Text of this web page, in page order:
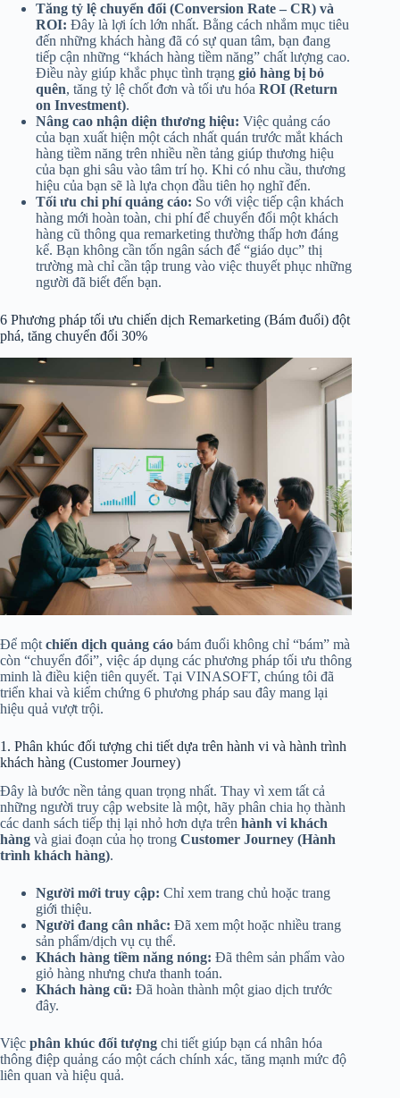
Tăng tỷ lệ chuyển đổi (Conversion Rate – CR) và
ROI: Đây là lợi ích lớn nhất. Bằng cách nhắm mục tiêu
đến những khách hàng đã có sự quan tâm, bạn đang
tiếp cận những “khách hàng tiềm năng” chất lượng cao.
Điều này giúp khắc phục tình trạng giỏ hàng bị bỏ
quên, tăng tỷ lệ chốt đơn và tối ưu hóa ROI (Return
on Investment).
Nâng cao nhận diện thương hiệu: Việc quảng cáo
của bạn xuất hiện một cách nhất quán trước mắt khách
hàng tiềm năng trên nhiều nền tảng giúp thương hiệu
của bạn ghi sâu vào tâm trí họ. Khi có nhu cầu, thương
hiệu của bạn sẽ là lựa chọn đầu tiên họ nghĩ đến.
Tối ưu chi phí quảng cáo: So với việc tiếp cận khách
hàng mới hoàn toàn, chi phí để chuyển đổi một khách
hàng cũ thông qua remarketing thường thấp hơn đáng
kể. Bạn không cần tốn ngân sách để “giáo dục” thị
trường mà chỉ cần tập trung vào việc thuyết phục những
người đã biết đến bạn.
6 Phương pháp tối ưu chiến dịch Remarketing (Bám đuổi) đột
phá, tăng chuyển đổi 30%
Để một chiến dịch quảng cáo bám đuổi không chỉ “bám” mà
còn “chuyển đổi”, việc áp dụng các phương pháp tối ưu thông
minh là điều kiện tiên quyết. Tại VINASOFT, chúng tôi đã
triển khai và kiểm chứng 6 phương pháp sau đây mang lại
hiệu quả vượt trội.
1. Phân khúc đối tượng chi tiết dựa trên hành vi và hành trình
khách hàng (Customer Journey)
Đây là bước nền tảng quan trọng nhất. Thay vì xem tất cả
những người truy cập website là một, hãy phân chia họ thành
các danh sách tiếp thị lại nhỏ hơn dựa trên hành vi khách
hàng và giai đoạn của họ trong Customer Journey (Hành
trình khách hàng).
Người mới truy cập: Chỉ xem trang chủ hoặc trang
giới thiệu.
Người đang cân nhắc: Đã xem một hoặc nhiều trang
sản phẩm/dịch vụ cụ thể.
Khách hàng tiềm năng nóng: Đã thêm sản phẩm vào
giỏ hàng nhưng chưa thanh toán.
Khách hàng cũ: Đã hoàn thành một giao dịch trước
đây.
Việc phân khúc đối tượng chi tiết giúp bạn cá nhân hóa
thông điệp quảng cáo một cách chính xác, tăng mạnh mức độ
liên quan và hiệu quả.